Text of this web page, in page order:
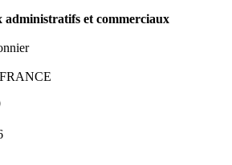
administratifs et commerciaux